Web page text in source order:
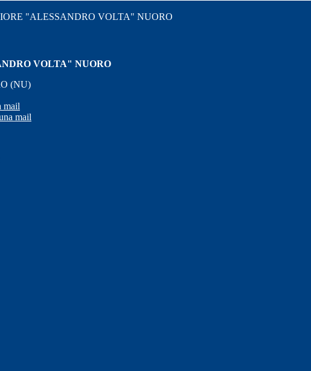
"ALESSANDRO VOLTA" NUORO
VOLTA" NUORO
(NU)
mail
mail